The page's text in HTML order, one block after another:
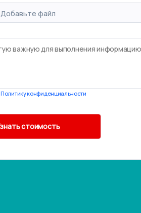
Добавьте файл
Политику конфиденциальности